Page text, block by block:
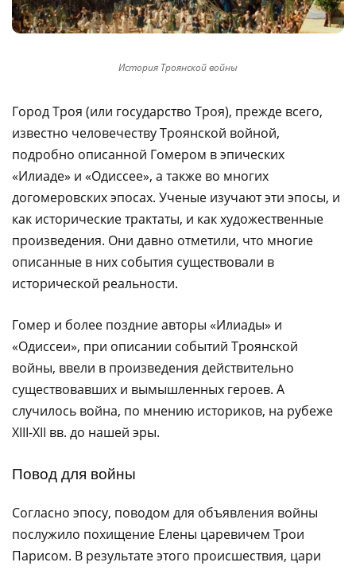
История Троянской войны
Город Троя (или государство Троя), прежде всего,
известно человечеству Троянской войной,
подробно описанной Гомером в эпических
«Илиаде» и «Одиссее», а также во многих
догомеровских эпосах. Ученые изучают эти эпосы, и
как исторические трактаты, и как художественные
произведения. Они давно отметили, что многие
описанные в них события существовали в
исторической реальности.
Гомер и более поздние авторы «Илиады» и
«Одиссеи», при описании событий Троянской
войны, ввели в произведения действительно
существовавших и вымышленных героев. А
случилось война, по мнению историков, на рубеже
XIII-XII вв. до нашей эры.
Повод для войны
Согласно эпосу, поводом для объявления войны
послужило похищение Елены царевичем Трои
Парисом. В результате этого происшествия, цари